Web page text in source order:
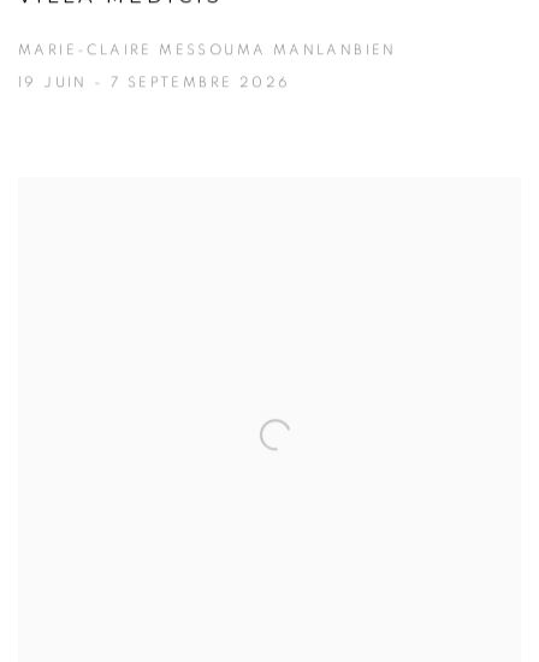
MARIE-CLAIRE MESSOUMA MANLANBIEN
19 JUIN - 7 SEPTEMBRE 2026